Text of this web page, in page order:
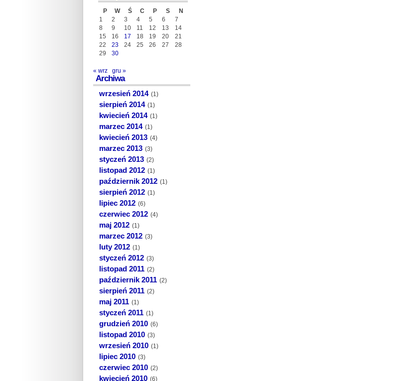
P W Ś C P S
N
1
2 3 4 5 6
7
8
9 10 11 12 13
14
15
16 17 18 19 20
21
22
23 24 25 26 27
28
29
30
« wrz gru »
Archiwa
wrzesień 2014 (1)
sierpień 2014 (1)
kwiecień 2014 (1)
marzec 2014 (1)
kwiecień 2013 (4)
marzec 2013 (3)
styczeń 2013 (2)
listopad 2012 (1)
październik 2012 (1)
sierpień 2012 (1)
lipiec 2012 (6)
czerwiec 2012 (4)
maj 2012 (1)
marzec 2012 (3)
luty 2012 (1)
styczeń 2012 (3)
listopad 2011 (2)
październik 2011 (2)
sierpień 2011 (2)
maj 2011 (1)
styczeń 2011 (1)
grudzień 2010 (6)
listopad 2010 (3)
wrzesień 2010 (1)
lipiec 2010 (3)
czerwiec 2010 (2)
kwiecień 2010 (6)